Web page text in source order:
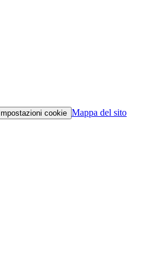
Impostazioni cookie Mappa del sito